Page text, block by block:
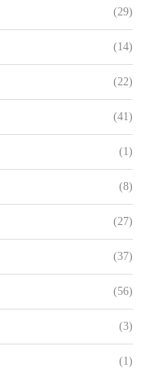
(29)
(14)
(22)
(41)
(1)
(8)
(27)
(37)
(56)
(3)
(1)